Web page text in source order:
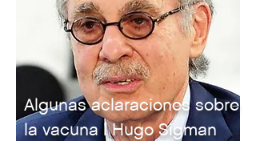
Algunas aclaraciones sobre
la vacuna | Hugo Sigman